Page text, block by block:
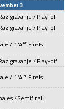
3
/ Play-off
/ Play-off
/ 1/4er Finals
/ Play-off
/ 1/4er Finals
/Semifinali